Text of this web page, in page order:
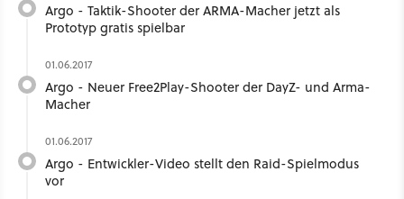
Argo - Taktik-Shooter der ARMA-Macher jetzt als
Prototyp gratis spielbar
01.06.2017
Argo - Neuer Free2Play-Shooter der DayZ- und Arma-
Macher
01.06.2017
Argo - Entwickler-Video stellt den Raid-Spielmodus
vor